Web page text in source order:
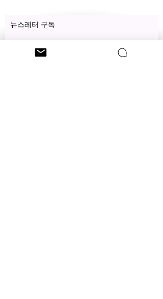
뉴스레터 구독